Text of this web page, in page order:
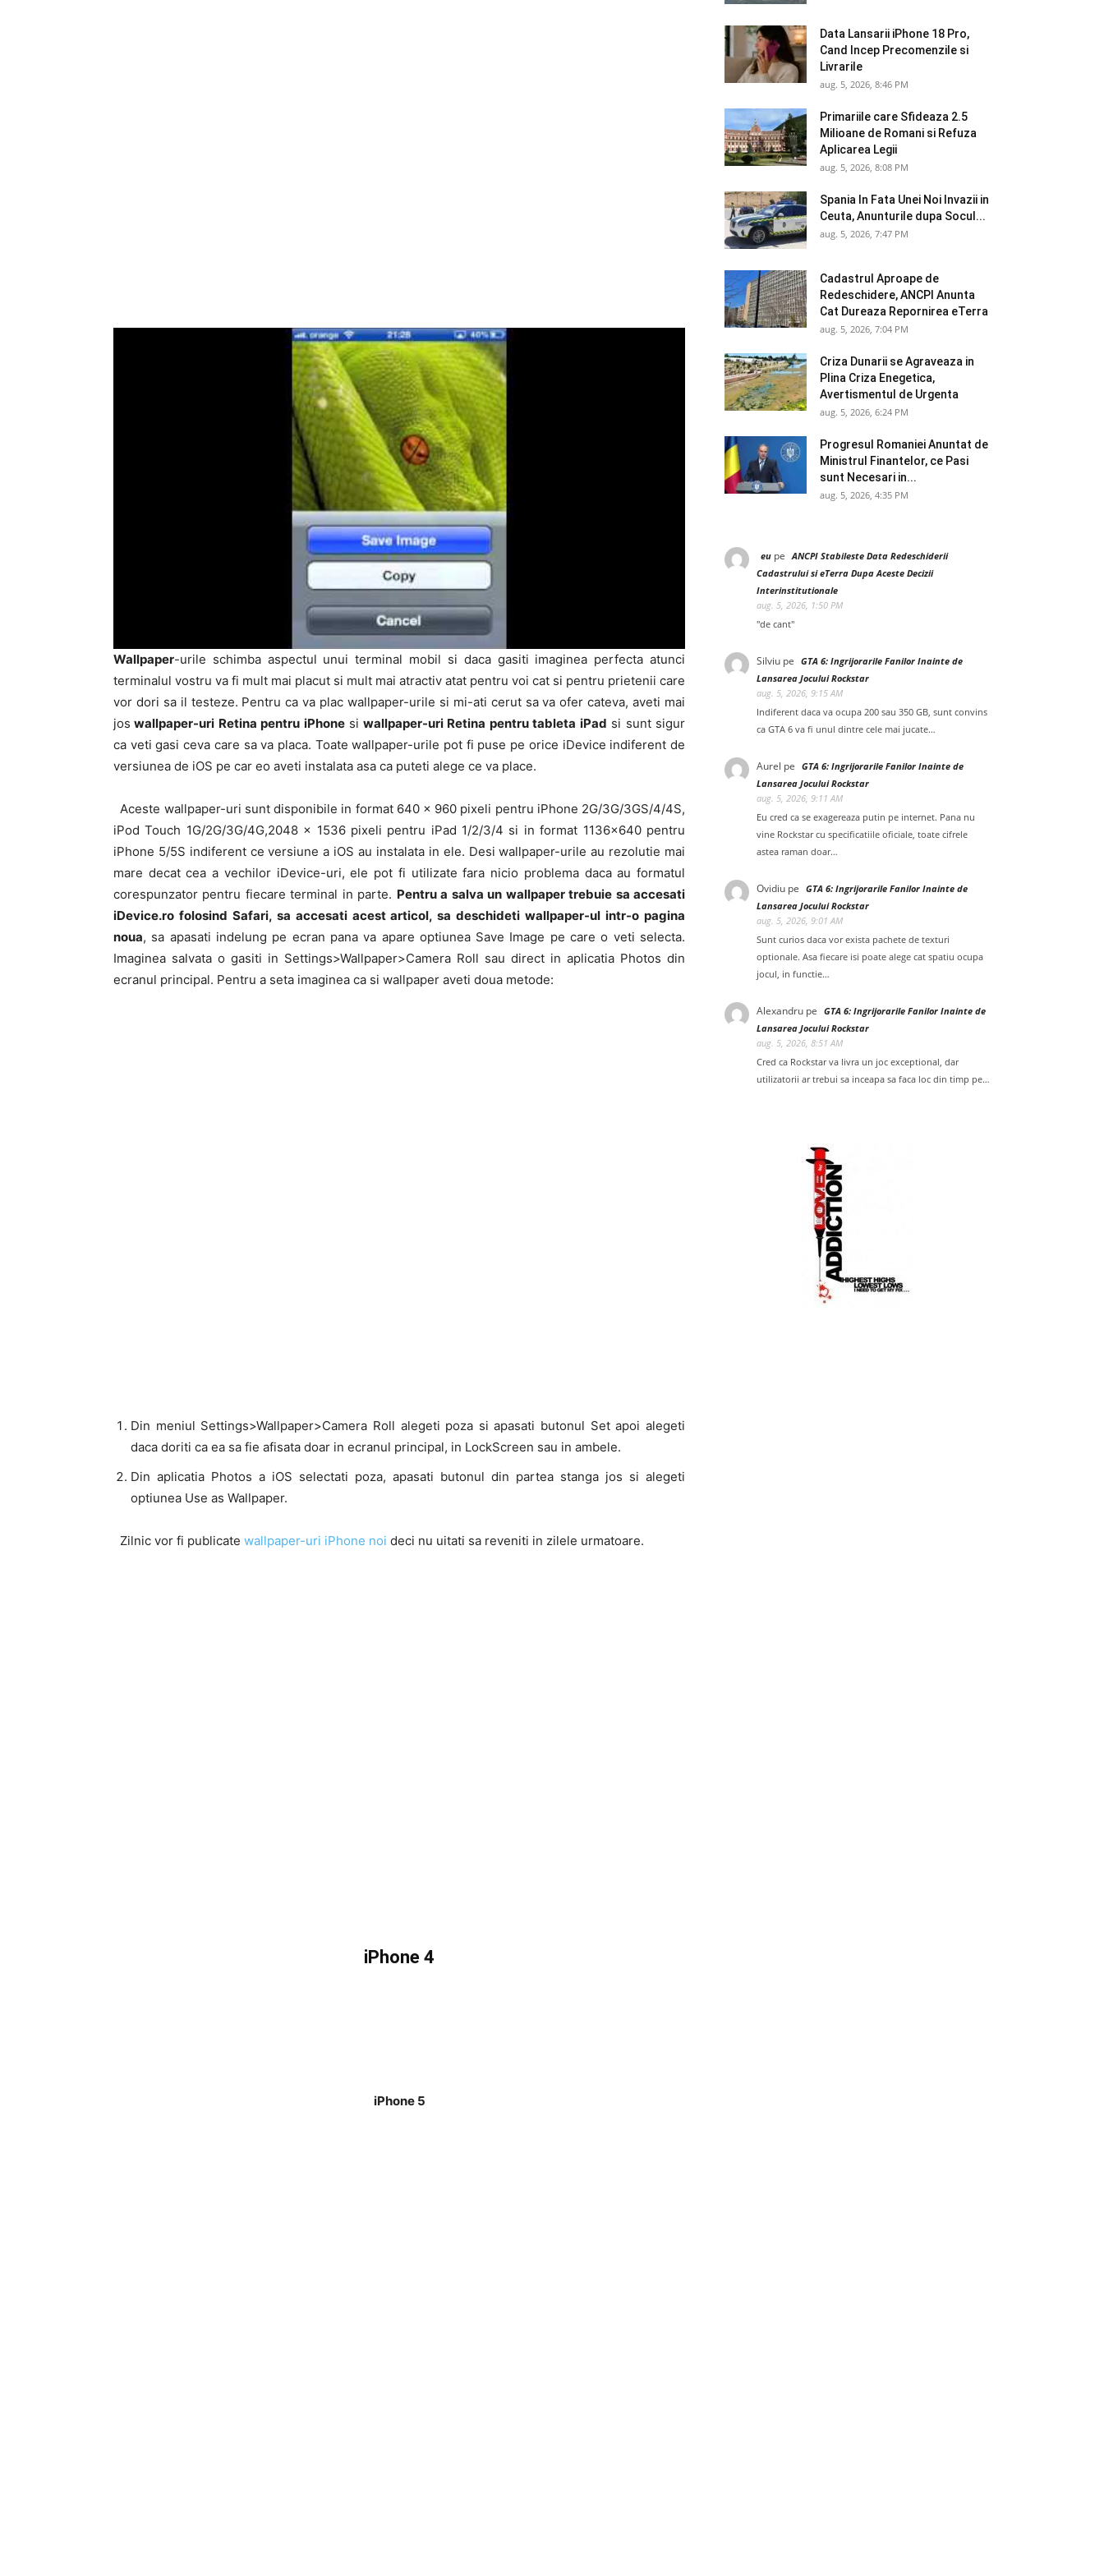
Wallpaper-urile schimba aspectul unui terminal mobil si daca gasiti imaginea perfecta atunci
terminalul vostru va fi mult mai placut si mult mai atractiv atat pentru voi cat si pentru prietenii care
vor dori sa il testeze. Pentru ca va plac wallpaper-urile si mi-ati cerut sa va ofer cateva, aveti mai
jos wallpaper-uri Retina pentru iPhonesi wallpaper-uri Retina pentru tableta iPad si sunt sigur
ca veti gasi ceva care sa va placa. Toate wallpaper-urile pot fi puse pe orice iDevice indiferent de
versiunea de iOS pe car eo aveti instalata asa ca puteti alege ce va place.
Aceste wallpaper-uri sunt disponibile in format 640 x 960 pixeli pentru iPhone 2G/3G/3GS/4/4S,
iPod Touch 1G/2G/3G/4G,2048 x 1536 pixeli pentru iPad 1/2/3/4 si in format 1136×640 pentru
iPhone 5/5S indiferent ce versiune a iOS au instalata in ele. Desi wallpaper-urile au rezolutie mai
mare decat cea a vechilor iDevice-uri, ele pot fi utilizate fara nicio problema daca au formatul
corespunzator pentru fiecare terminal in parte. Pentru a salva un wallpaper trebuie sa accesati
iDevice.ro folosind Safari, sa accesati acest articol, sa deschideti wallpaper-ul intr-o pagina
noua, sa apasati indelung pe ecran pana va apare optiunea Save Image pe care o veti selecta.
Imaginea salvata o gasiti in Settings>Wallpaper>Camera Roll sau direct in aplicatia Photos din
ecranul principal. Pentru a seta imaginea ca si wallpaper aveti doua metode:
Din meniul Settings>Wallpaper>Camera Roll alegeti poza si apasati butonul Set apoi alegeti
daca doriti ca ea sa fie afisata doar in ecranul principal, in LockScreen sau in ambele.
Din aplicatia Photos a iOS selectati poza, apasati butonul din partea stanga jos si alegeti
optiunea Use as Wallpaper.
Zilnic vor fi publicate wallpaper-uri iPhone noi deci nu uitati sa reveniti in zilele urmatoare.
iPhone 4
iPhone 5
Data Lansarii iPhone 18 Pro,
Cand Incep Precomenzile si
Livrarile
aug. 5, 2026, 8:46 PM
Primariile care Sfideaza 2.5
Milioane de Romani si Refuza
Aplicarea Legii
aug. 5, 2026, 8:08 PM
Spania In Fata Unei Noi Invazii in
Ceuta, Anunturile dupa Socul...
aug. 5, 2026, 7:47 PM
Cadastrul Aproape de
Redeschidere, ANCPI Anunta
Cat Dureaza Repornirea eTerra
aug. 5, 2026, 7:04 PM
Criza Dunarii se Agraveaza in
Plina Criza Enegetica,
Avertismentul de Urgenta
aug. 5, 2026, 6:24 PM
Progresul Romaniei Anuntat de
Ministrul Finantelor, ce Pasi
sunt Necesari in...
aug. 5, 2026, 4:35 PM
eu pe ANCPI Stabileste Data Redeschiderii
Cadastrului si eTerra Dupa Aceste Decizii
Interinstitutionale
aug. 5, 2026, 1:50 PM
"de cant"
Silviu pe GTA 6: Ingrijorarile Fanilor Inainte de
Lansarea Jocului Rockstar
aug. 5, 2026, 9:15 AM
Indiferent daca va ocupa 200 sau 350 GB, sunt convins
ca GTA 6 va fi unul dintre cele mai jucate…
Aurel pe GTA 6: Ingrijorarile Fanilor Inainte de
Lansarea Jocului Rockstar
aug. 5, 2026, 9:11 AM
Eu cred ca se exagereaza putin pe internet. Pana nu
vine Rockstar cu specificatiile oficiale, toate cifrele
astea raman doar…
Ovidiu pe GTA 6: Ingrijorarile Fanilor Inainte de
Lansarea Jocului Rockstar
aug. 5, 2026, 9:01 AM
Sunt curios daca vor exista pachete de texturi
optionale. Asa fiecare isi poate alege cat spatiu ocupa
jocul, in functie…
Alexandru pe GTA 6: Ingrijorarile Fanilor Inainte de
Lansarea Jocului Rockstar
aug. 5, 2026, 8:51 AM
Cred ca Rockstar va livra un joc exceptional, dar
utilizatorii ar trebui sa inceapa sa faca loc din timp pe…